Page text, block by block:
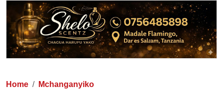
Home Mchanganyiko